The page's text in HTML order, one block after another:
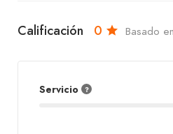
Calificación 0 Basado
Servicio